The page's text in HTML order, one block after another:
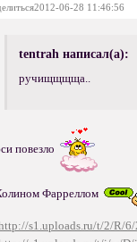
2012-06-28 11:46:56
tentrah написал(а):
ручищщщща..
повезло
Фарреллом